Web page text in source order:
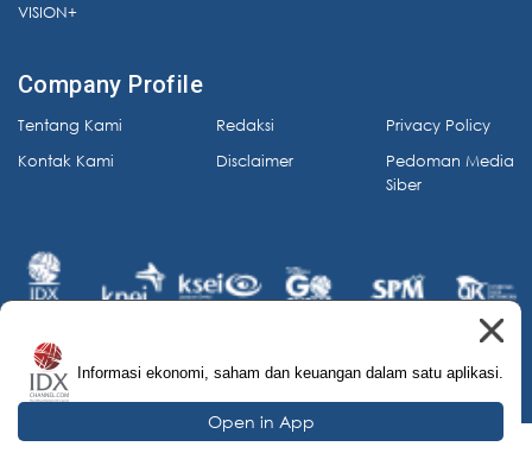
VISION+
Company Profile
Tentang Kami
Kontak Kami
Redaksi
Disclaimer
Privacy Policy
Pedoman Media
Siber
© 2026 IDX Channel. All Rights Reserved.
Informasi ekonomi, saham dan keuangan dalam satu aplikasi.
Open in App